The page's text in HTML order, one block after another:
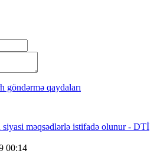
göndərmə qaydaları
00:14